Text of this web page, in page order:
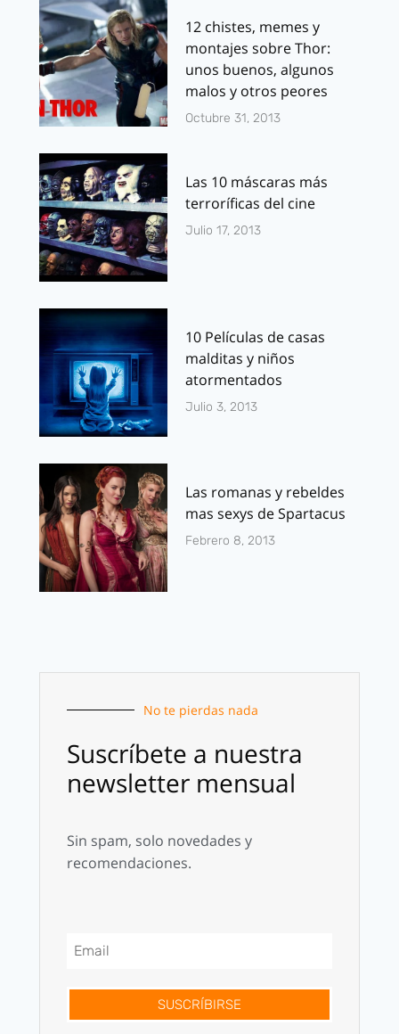
12 chistes, memes y
montajes sobre Thor:
unos buenos, algunos
malos y otros peores
Octubre 31, 2013
Las 10 máscaras más
terroríficas del cine
Julio 17, 2013
10 Películas de casas
malditas y niños
atormentados
Julio 3, 2013
Las romanas y rebeldes
mas sexys de Spartacus
Febrero 8, 2013
No te pierdas nada
Suscríbete a nuestra
newsletter mensual
Sin spam, solo novedades y
recomendaciones.
SUSCRÍBIRSE